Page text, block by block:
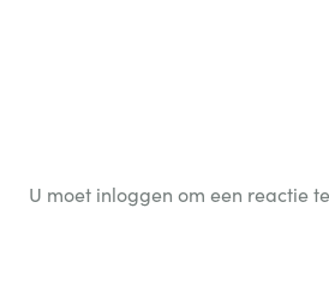
U moet inloggen om een reactie